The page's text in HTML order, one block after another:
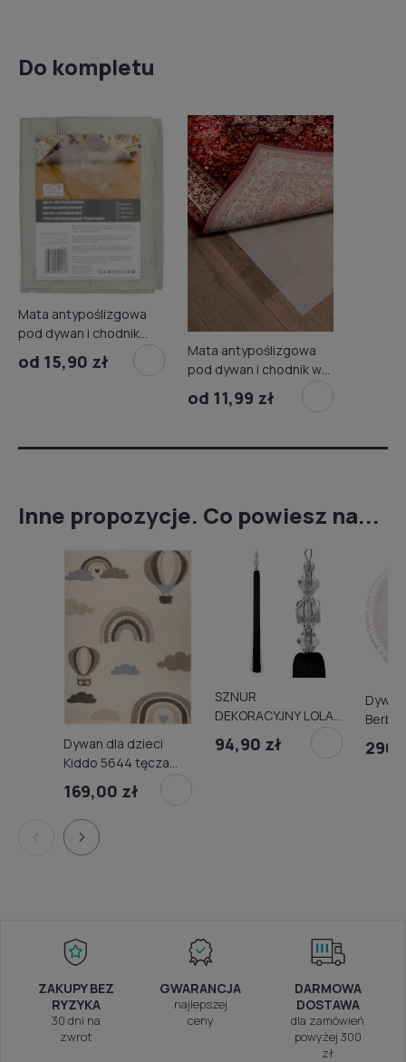
Do kompletu
Mata antypoślizgowa
pod dywan i chodnik
od 15,90 zł
Mata antypoślizgowa
pod dywan i chodnik w
rolce
od 11,99 zł
Inne propozycje. Co powiesz na...
Dywan dla dzieci
Kiddo 5644 tęcza
chmurki krem-beż
169,00 zł
SZNUR
DEKORACYJNY LOLA
94,90 zł
ZAKUPY BEZ
RYZYKA
30 dni na
zwrot
GWARANCJA
najlepszej
ceny
DARMOWA
DOSTAWA
dla zamówień
powyżej 300
zł